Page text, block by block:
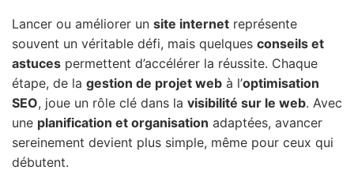
Lancer ou améliorer un site internet représente
souvent un véritable défi, mais quelques conseils et
astuces permettent d’accélérer la réussite. Chaque
étape, de la gestion de projet web à l’optimisation
SEO, joue un rôle clé dans la visibilité sur le web. Avec
une planification et organisation adaptées, avancer
sereinement devient plus simple, même pour ceux qui
débutent.